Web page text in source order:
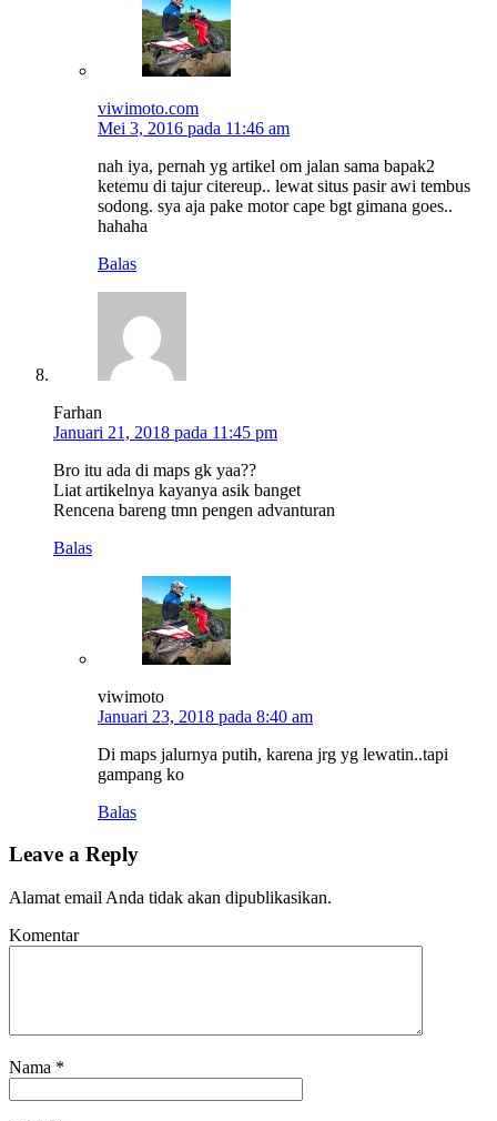
viwimoto.com
Mei 3, 2016 pada 11:46 am
nah iya, pernah yg artikel om jalan sama bapak2
ketemu di tajur citereup.. lewat situs pasir awi tembus
sodong. sya aja pake motor cape bgt gimana goes..
hahaha
Balas
Farhan
Januari 21, 2018 pada 11:45 pm
Bro itu ada di maps gk yaa??
Liat artikelnya kayanya asik banget
Rencena bareng tmn pengen advanturan
Balas
viwimoto
Januari 23, 2018 pada 8:40 am
Di maps jalurnya putih, karena jrg yg lewatin..tapi
gampang ko
Balas
Leave a Reply
Alamat email Anda tidak akan dipublikasikan.
Komentar
Nama *